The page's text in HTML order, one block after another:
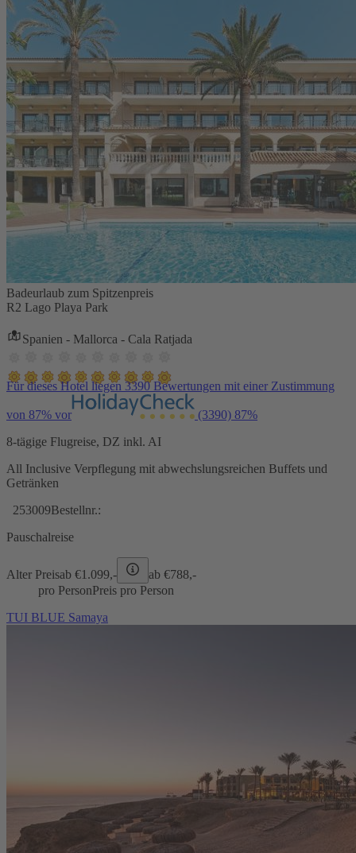
Badeurlaub zum Spitzenpreis
R2 Lago Playa Park
Spanien - Mallorca - Cala Ratjada
Für dieses Hotel liegen 3390 Bewertungen mit einer Zustimmung
von 87% vor (3390) 87%
8-tägige Flugreise, DZ inkl. AI
All Inclusive Verpflegung mit abwechslungsreichen Buffets und
Getränken
253009Bestellnr.:
Pauschalreise
Alter Preisab €1.099,- ab €788,-
pro PersonPreis pro Person
TUI BLUE Samaya